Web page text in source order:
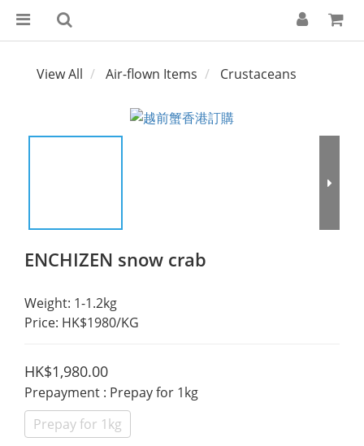
View All Air-flown Items Crustaceans
ENCHIZEN snow crab
Weight: 1-1.2kg
Price: HK$1980/KG
HK$1,980.00
Prepayment : Prepay for 1kg
Prepay for 1kg